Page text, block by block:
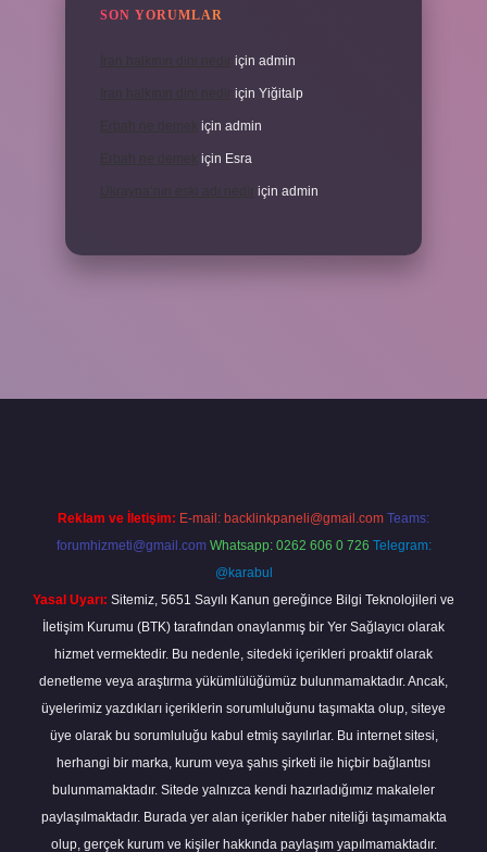
SON YORUMLAR
için admin
için Yiğitalp
için admin
için Esra
için admin
Reklam ve İletişim: E-mail: backlinkpaneli@gmail.com Teams:
forumhizmeti@gmail.com Whatsapp: 0262 606 0 726 Telegram:
@karabul
Yasal Uyarı: Sitemiz, 5651 Sayılı Kanun gereğince Bilgi Teknolojileri ve
İletişim Kurumu (BTK) tarafından onaylanmış bir Yer Sağlayıcı olarak
hizmet vermektedir. Bu nedenle, sitedeki içerikleri proaktif olarak
denetleme veya araştırma yükümlülüğümüz bulunmamaktadır. Ancak,
üyelerimiz yazdıkları içeriklerin sorumluluğunu taşımakta olup, siteye
üye olarak bu sorumluluğu kabul etmiş sayılırlar. Bu internet sitesi,
herhangi bir marka, kurum veya şahıs şirketi ile hiçbir bağlantısı
bulunmamaktadır. Sitede yalnızca kendi hazırladığımız makaleler
paylaşılmaktadır. Burada yer alan içerikler haber niteliği taşımamakta
olup, gerçek kurum ve kişiler hakkında paylaşım yapılmamaktadır.